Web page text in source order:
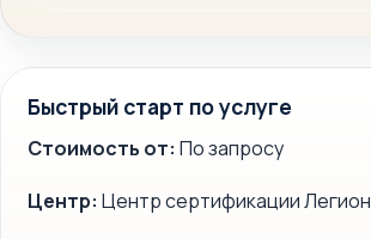
Быстрый старт по услуге
Стоимость от: По запросу
Центр: Центр сертификации Легион